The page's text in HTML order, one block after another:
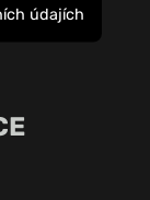
údajích